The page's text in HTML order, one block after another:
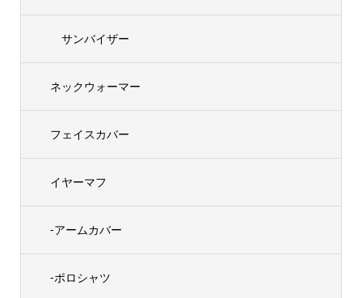
サンバイザー
ネックウォーマー
フェイスカバー
イヤーマフ
-アームカバー
-ポロシャツ